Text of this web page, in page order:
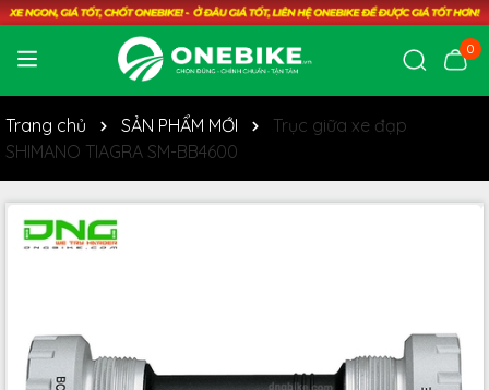
0
Trang chủ SẢN PHẨM MỚI
Trục giữa xe đạp
SHIMANO TIAGRA SM-BB4600